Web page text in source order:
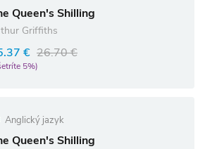
Queen's Shilling
Griffiths
€ 26.70 €
5%)
Anglický jazyk
Queen's Shilling